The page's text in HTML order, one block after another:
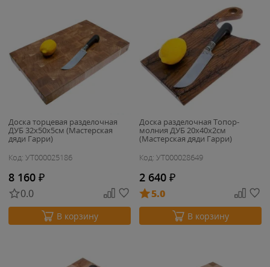
Доска торцевая разделочная
ДУБ 32х50х5см (Мастерская
дяди Гарри)
Код: УТ000025186
8 160 ₽
0.0
В корзину
Доска разделочная Топор-
молния ДУБ 20х40х2см
(Мастерская дяди Гарри)
Код: УТ000028649
2 640 ₽
5.0
В корзину